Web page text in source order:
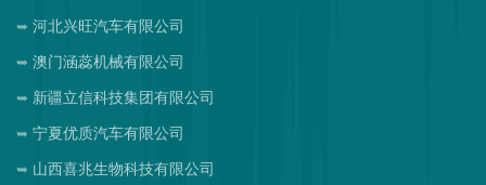
河北兴旺汽车有限公司
澳门涵蕊机械有限公司
新疆立信科技集团有限公司
宁夏优质汽车有限公司
山西喜兆生物科技有限公司